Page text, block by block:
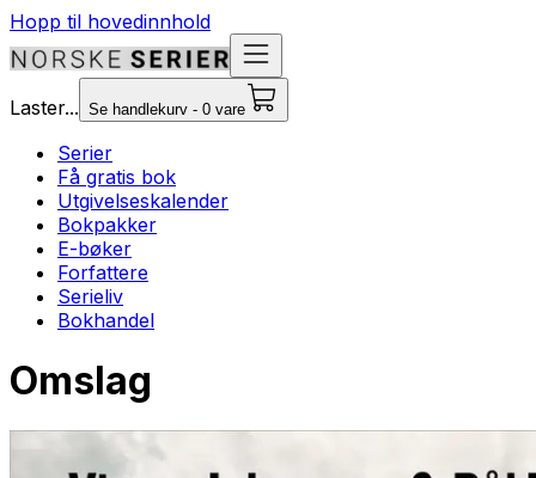
Hopp til hovedinnhold
Laster... Se handlekurv - 0 vare
Serier
Få gratis bok
Utgivelseskalender
Bokpakker
E-bøker
Forfattere
Serieliv
Bokhandel
Omslag